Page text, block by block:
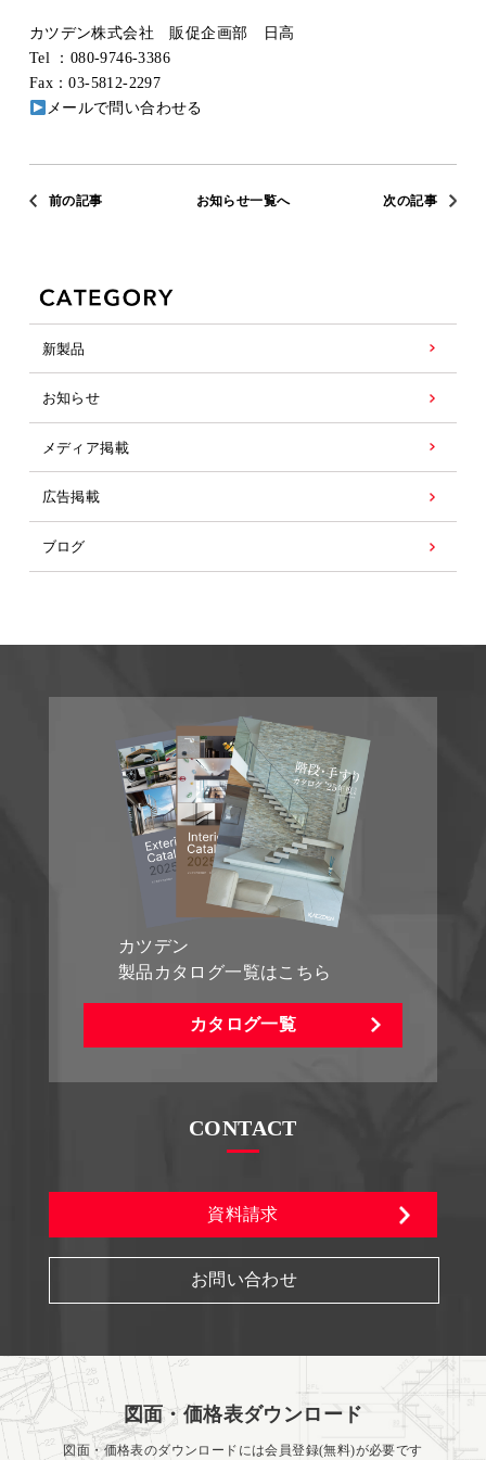
カツデン株式会社 販促企画部 日高
Tel ：080-9746-3386
Fax：03-5812-2297
メールで問い合わせる
前の記事 お知らせ一覧へ 次の記事
新製品
お知らせ
メディア掲載
広告掲載
ブログ
カツデン
製品カタログ一覧はこちら
カタログ一覧
CONTACT
資料請求
お問い合わせ
図面・価格表ダウンロード
図面・価格表のダウンロードには会員登録(無料)が必要です